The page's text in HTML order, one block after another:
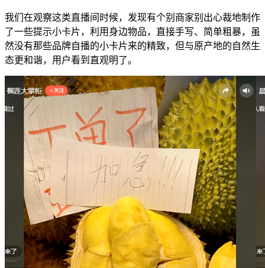
我们在观察这类直播间时候，发现有个别商家别出心裁地制作
了一些提示小卡片，利用身边物品，直接手写、简单粗暴，虽
然没有那些品牌自播的小卡片来的精致，但与原产地的自然生
态更和谐，用户看到直观明了。